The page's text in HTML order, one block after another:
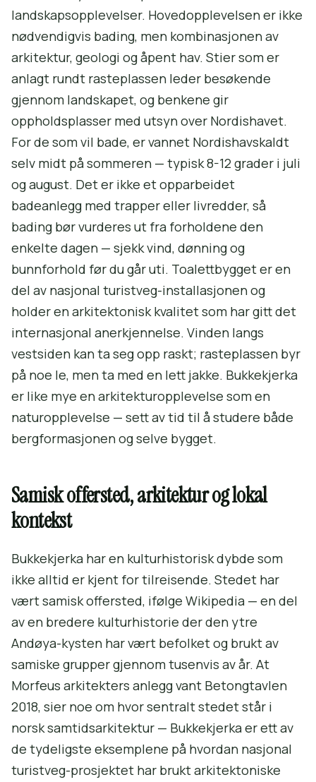
landskapsopplevelser. Hovedopplevelsen er ikke
nødvendigvis bading, men kombinasjonen av
arkitektur, geologi og åpent hav. Stier som er
anlagt rundt rasteplassen leder besøkende
gjennom landskapet, og benkene gir
oppholdsplasser med utsyn over Nordishavet.
For de som vil bade, er vannet Nordishavskaldt
selv midt på sommeren — typisk 8-12 grader i juli
og august. Det er ikke et opparbeidet
badeanlegg med trapper eller livredder, så
bading bør vurderes ut fra forholdene den
enkelte dagen — sjekk vind, dønning og
bunnforhold før du går uti. Toalettbygget er en
del av nasjonal turistveg-installasjonen og
holder en arkitektonisk kvalitet som har gitt det
internasjonal anerkjennelse. Vinden langs
vestsiden kan ta seg opp raskt; rasteplassen byr
på noe le, men ta med en lett jakke. Bukkekjerka
er like mye en arkitekturopplevelse som en
naturopplevelse — sett av tid til å studere både
bergformasjonen og selve bygget.
Samisk offersted, arkitektur og lokal
kontekst
Bukkekjerka har en kulturhistorisk dybde som
ikke alltid er kjent for tilreisende. Stedet har
vært samisk offersted, ifølge Wikipedia — en del
av en bredere kulturhistorie der den ytre
Andøya-kysten har vært befolket og brukt av
samiske grupper gjennom tusenvis av år. At
Morfeus arkitekters anlegg vant Betongtavlen
2018, sier noe om hvor sentralt stedet står i
norsk samtidsarkitektur — Bukkekjerka er ett av
de tydeligste eksemplene på hvordan nasjonal
turistveg-prosjektet har brukt arkitektoniske